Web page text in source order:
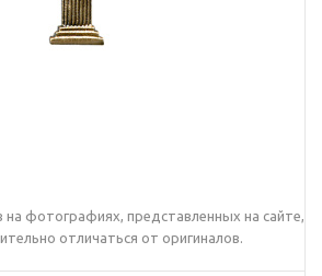
фотографиях, представленных на сайте,
отличаться от оригиналов.